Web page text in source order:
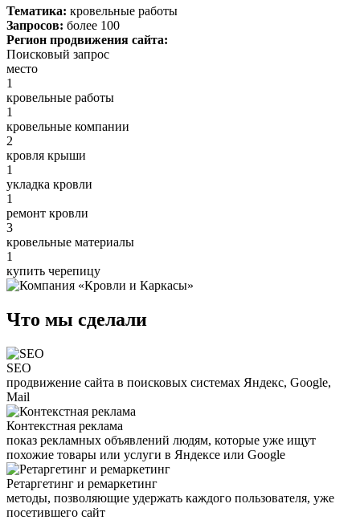
Тематика: кровельные работы
Запросов: более 100
Регион продвижения сайта:
Поисковый запрос
место
1
кровельные работы
1
кровельные компании
2
кровля крыши
1
укладка кровли
1
ремонт кровли
3
кровельные материалы
1
купить черепицу
Что мы сделали
SEO
продвижение сайта в поисковых системах Яндекс, Google,
Mail
Контекстная реклама
показ рекламных объявлений людям, которые уже ищут
похожие товары или услуги в Яндексе или Google
Ретаргетинг и ремаркетинг
методы, позволяющие удержать каждого пользователя, уже
посетившего сайт